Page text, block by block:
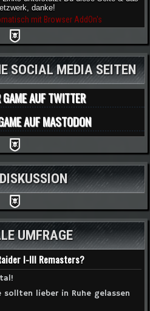
danke!
mit Browser AddOn's
SOCIAL MEDIA SEITEN
AUF TWITTER
AUF MASTODON
UMFRAGE
I-III Remasters?
sollten lieber in Ruhe gelassen